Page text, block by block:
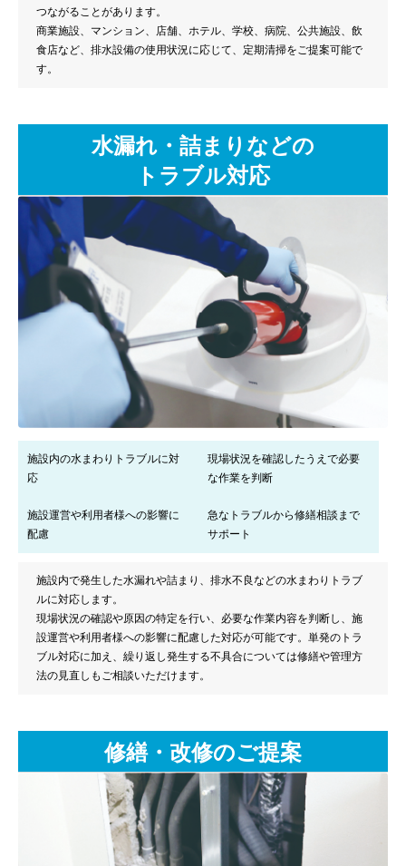
つながることがあります。
商業施設、マンション、店舗、ホテル、学校、病院、公共施設、飲
食店など、排水設備の使用状況に応じて、定期清掃をご提案可能で
す。
水漏れ・詰まりなどの
トラブル対応
施設内の水まわりトラブルに対
応
現場状況を確認したうえで必要
な作業を判断
施設運営や利用者様への影響に
配慮
急なトラブルから修繕相談まで
サポート
施設内で発生した水漏れや詰まり、排水不良などの水まわりトラブ
ルに対応します。
現場状況の確認や原因の特定を行い、必要な作業内容を判断し、施
設運営や利用者様への影響に配慮した対応が可能です。単発のトラ
ブル対応に加え、繰り返し発生する不具合については修繕や管理方
法の見直しもご相談いただけます。
修繕・改修のご提案